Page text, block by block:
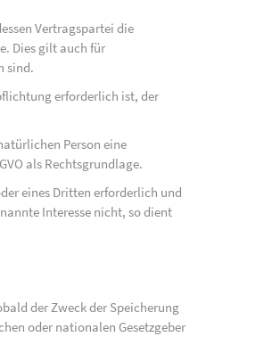
Vertragspartei die
Dies gilt auch für
sind.
erforderlich ist, der
Person eine
als Rechtsgrundlage.
eines Dritten erforderlich und
Interesse nicht, so dient
der Zweck der Speicherung
oder nationalen Gesetzgeber